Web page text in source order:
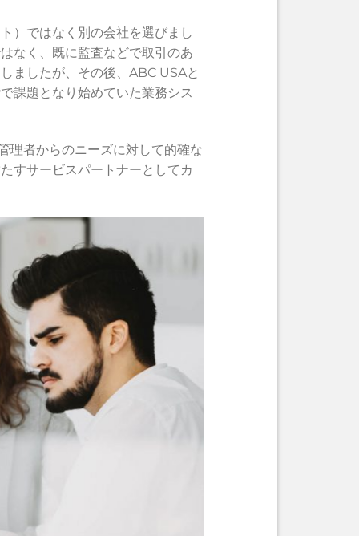
）ではなく別の会社を選びまし
なく、既に監査などで取引のあ
ましたが、その後、ABC USAと
課題となり始めていた業務シス
理者からのニーズに対して的確な
すサービスパートナーとしてカ